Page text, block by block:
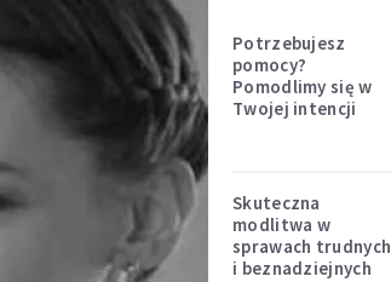
Potrzebujesz
pomocy?
Pomodlimy się w
Twojej intencji
Skuteczna
modlitwa w
sprawach trudnych
i beznadziejnych